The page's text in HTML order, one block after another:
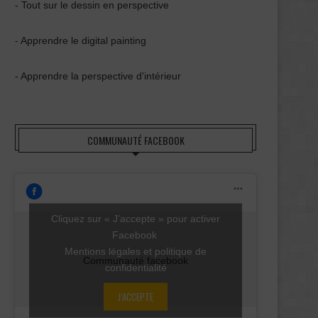
- Tout sur le dessin en perspective
- Apprendre le digital painting
- Apprendre la perspective d'intérieur
COMMUNAUTÉ FACEBOOK
Communauté facebook
Cliquez sur « J’accepte » pour activer
Facebook
Mentions légales et politique de
confidentialité
J’ACCEPTE